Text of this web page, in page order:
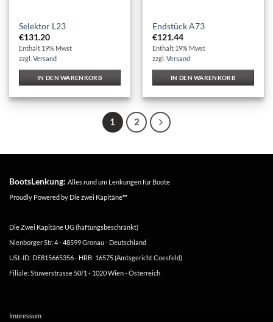
Selektor L23
€131.20
Enthält 19% Mwst
zzgl.Versand
IN DEN WARENKORB
Endstück A73
€121.44
Enthält 19% Mwst
zzgl.Versand
IN DEN WARENKORB
1 2
BootsLenkung: Alles rund um Lenkungen für Boote
Proudly Powered by Die zwei Kapitäne™
Die Zwei Kapitäne UG (haftungsbeschränkt)
Nienborger Str. 4 - 48599 Gronau - Deutschland
USt-ID: DE815665356 - HRB: 16575 (Amtsgericht Coesfeld)
Filiale: Stuwerstrasse 50/1 - 1020 Wien - Österreich
Impressum